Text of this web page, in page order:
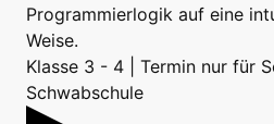
Programmierlogik auf eine
Weise.
Klasse 3 - 4 | Termin nur für
Schwabschule